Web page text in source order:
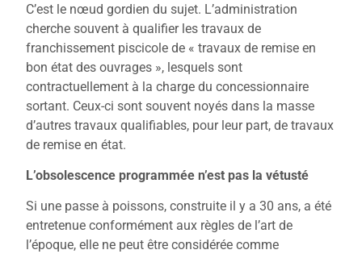
C’est le nœud gordien du sujet. L’administration
cherche souvent à qualifier les travaux de
franchissement piscicole de « travaux de remise en
bon état des ouvrages », lesquels sont
contractuellement à la charge du concessionnaire
sortant. Ceux-ci sont souvent noyés dans la masse
d’autres travaux qualifiables, pour leur part, de travaux
de remise en état.
L’obsolescence programmée n’est pas la vétusté
Si une passe à poissons, construite il y a 30 ans, a été
entretenue conformément aux règles de l’art de
l’époque, elle ne peut être considérée comme